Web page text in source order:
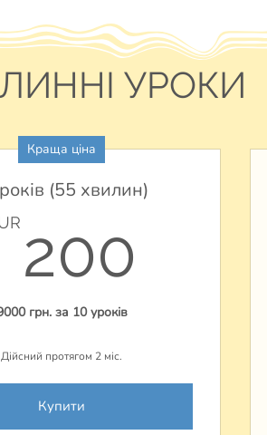
УРОКИ
Краща ціна
(55 хвилин)
200
грн. за 10 уроків
Дійсний протягом 2 міс.
Купити